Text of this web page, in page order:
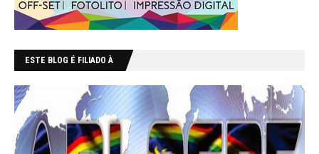
ESTE BLOG É FILIADO À